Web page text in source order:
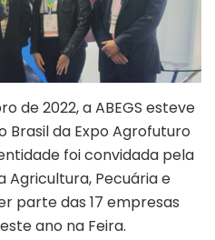
de 2022, a ABEGS esteve
Brasil da Expo Agrofuturo
foi convidada pela
Agricultura, Pecuária e
parte das 17 empresas
ano na Feira.